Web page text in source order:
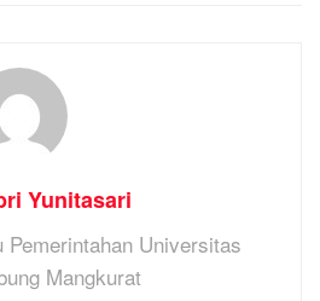
Yunitasari
Pemerintahan Universitas
Mangkurat